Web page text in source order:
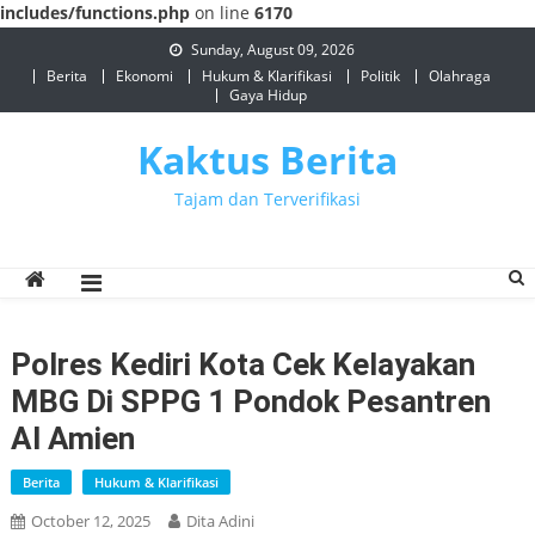
includes/functions.php on line 6170
Sunday, August 09, 2026
Berita
Ekonomi Hukum & Klarifikasi Politik
Olahraga
Gaya Hidup
Kaktus Berita
Tajam dan Terverifikasi
Polres Kediri Kota Cek Kelayakan
MBG Di SPPG 1 Pondok Pesantren
Al Amien
Berita Hukum & Klarifikasi
October 12, 2025 Dita Adini